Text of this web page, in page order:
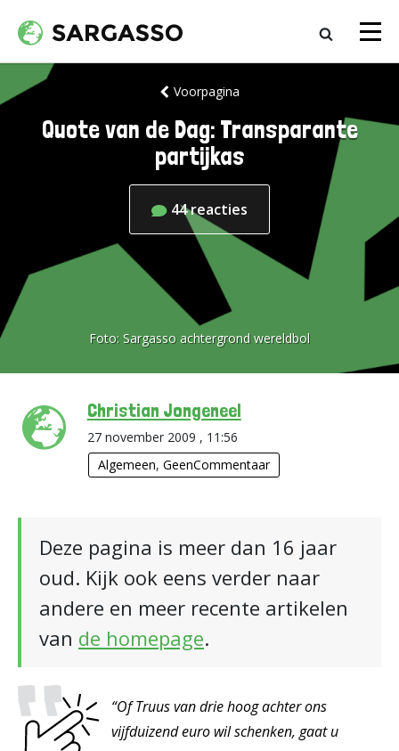
Voorpagina
Quote van de Dag: Transparante
partijkas
44reacties
Foto: Sargasso achtergrond wereldbol
Christian Jongeneel
27 november 2009 , 11:56
Algemeen, GeenCommentaar
Deze pagina is meer dan 16 jaar
oud. Kijk ook eens verder naar
andere en meer recente artikelen
van de homepage.
“Of Truus van drie hoog achter ons
vijfduizend euro wil schenken, gaat u